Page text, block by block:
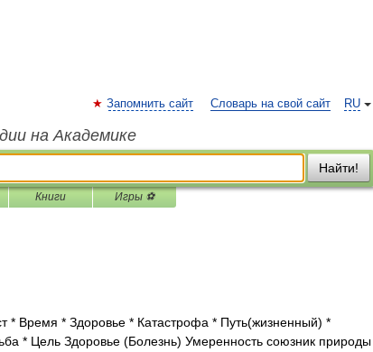
RU
Запомнить сайт Словарь на свой сайт
на Академике
Найти!
Книги Игры ⚽
* Время * Здоровье * Катастрофа * Путь(жизненный) *
* Цель Здоровье (Болезнь) Умеренность союзник природы